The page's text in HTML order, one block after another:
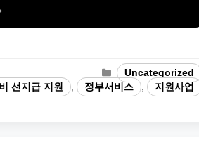
Categories
Uncategorized
선지급 지원 정부서비스 지원사업